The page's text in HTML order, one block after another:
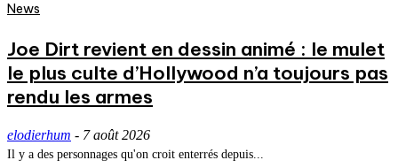
News
Joe Dirt revient en dessin animé : le mulet
le plus culte d’Hollywood n’a toujours pas
rendu les armes
elodierhum - 7 août 2026
Il y a des personnages qu'on croit enterrés depuis...